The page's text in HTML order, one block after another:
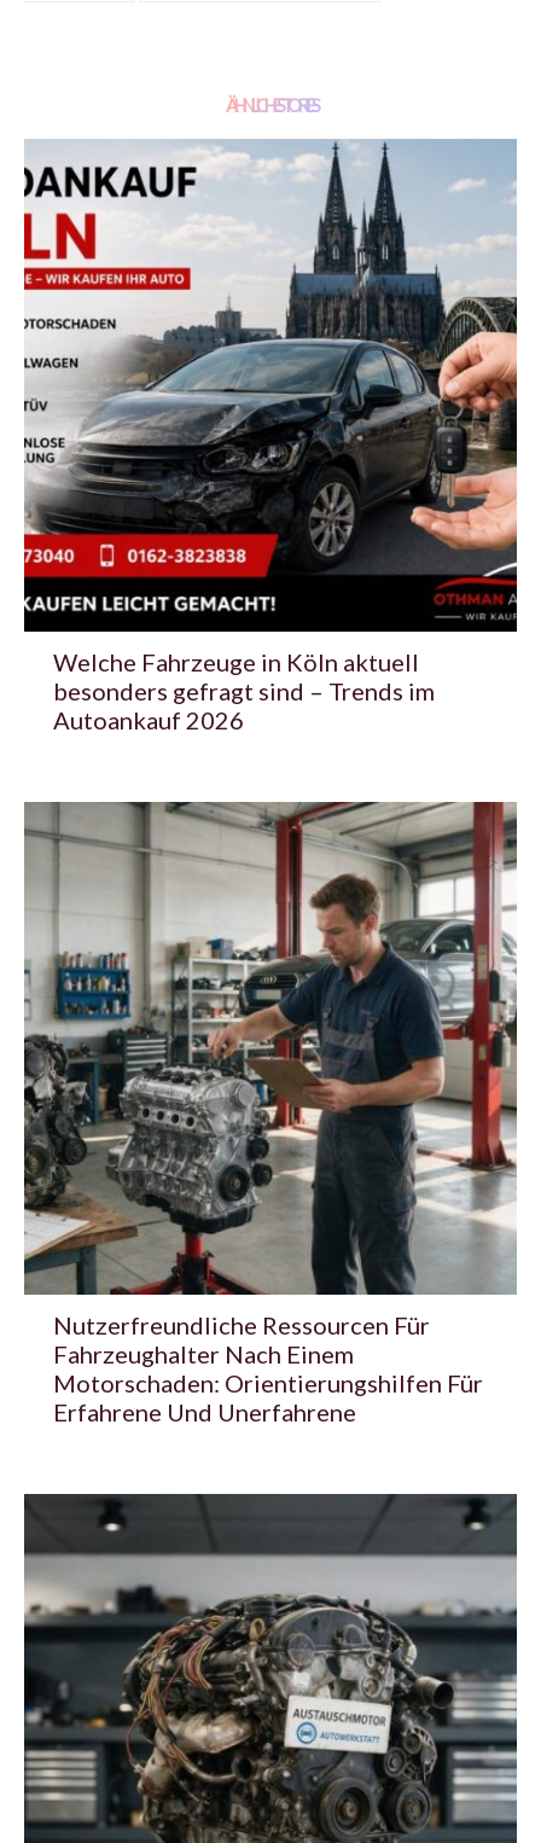
ÄHNLICHE STORIES
Welche Fahrzeuge in Köln aktuell
besonders gefragt sind – Trends im
Autoankauf 2026
Nutzerfreundliche Ressourcen Für
Fahrzeughalter Nach Einem
Motorschaden: Orientierungshilfen Für
Erfahrene Und Unerfahrene